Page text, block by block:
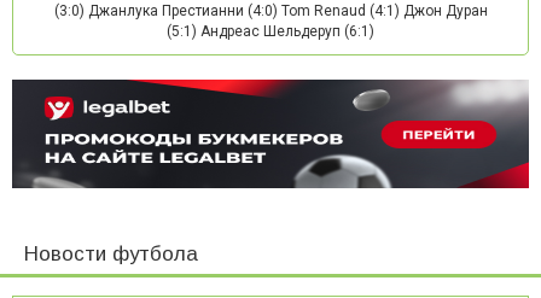
(3:0) Джанлука Престианни (4:0) Tom Renaud (4:1) Джон Дуран
(5:1) Андреас Шельдеруп (6:1)
Новости футбола